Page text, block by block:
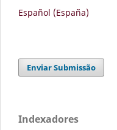
Español (España)
Enviar Submissão
Indexadores